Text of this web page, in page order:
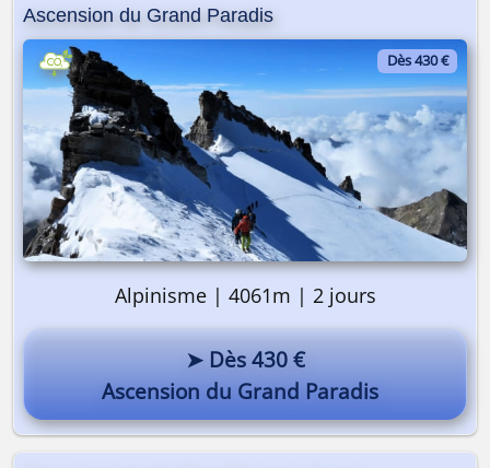
Pourquoi pas vous ? 😎
Ascension du Grand Paradis
Dès 430 €
Alpinisme | 4061m | 2 jours
➤ Dès 430 €
Ascension du Grand Paradis